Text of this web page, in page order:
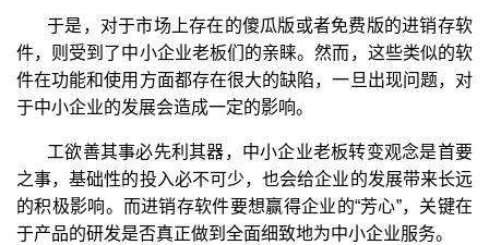
于是，对于市场上存在的傻瓜版或者免费版的进销存软
件，则受到了中小企业老板们的亲睐。然而，这些类似的软
件在功能和使用方面都存在很大的缺陷，一旦出现问题，对
于中小企业的发展会造成一定的影响。
工欲善其事必先利其器，中小企业老板转变观念是首要
之事，基础性的投入必不可少，也会给企业的发展带来长远
的积极影响。而进销存软件要想赢得企业的“芳心”，关键在
于产品的研发是否真正做到全面细致地为中小企业服务。